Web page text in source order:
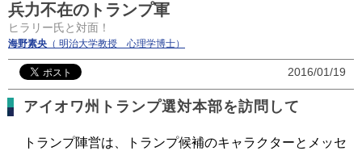
兵力不在のトランプ軍
ヒラリー氏と対面！
海野素央 （ 明治大学教授 心理学博士）
2016/01/19
アイオワ州トランプ選対本部を訪問して
トランプ陣営は、トランプ候補のキャラクターとメッセ